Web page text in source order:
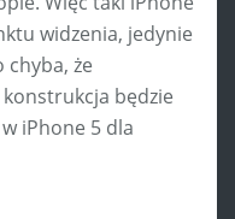
widzenia, jedynie
chyba, że
będzie
iPhone 5 dla